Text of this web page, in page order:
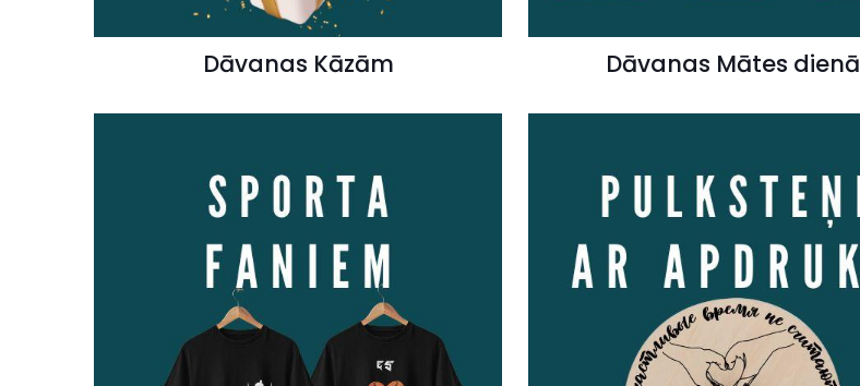
Dāvanas Kāzām Dāvanas Mātes dienā